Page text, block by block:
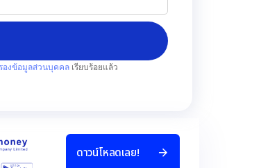
องข้อมูลส่วนบุคคล เรียบร้อยแล้ว
ดาวนโหลดเลย!